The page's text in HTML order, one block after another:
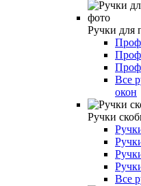
Ручки для
Все
окон
Ручки
Все